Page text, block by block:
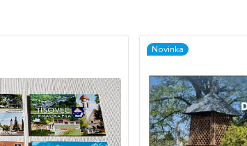
Novinka